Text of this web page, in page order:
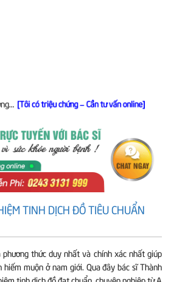
[Tôi có triệu chứng – Cần tư vấn online]
TINH DỊCH ĐỒ TIÊU CHUẨN
thức duy nhất và chính xác nhất giúp
hiếm muộn ở nam giới. Qua đây bác sĩ Thành